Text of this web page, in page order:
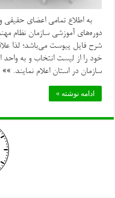
به اطلاع تمامی اعضای حقیقی
شرح فایل پیوست می‌باشد؛ لذا
خود را از لیست انتخاب و به
سازمان در استان اعلام
ادامه نوشته »